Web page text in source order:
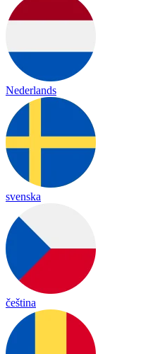
Nederlands
svenska
čeština